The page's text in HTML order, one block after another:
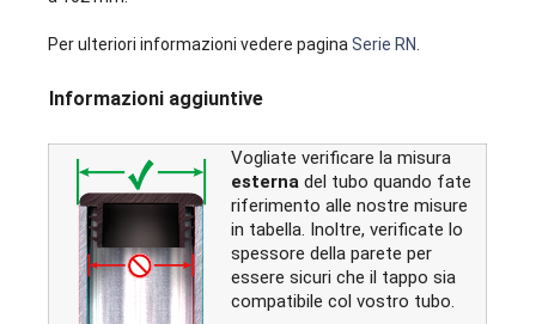
Per ulteriori informazioni vedere paginaSerie RN.
Informazioni aggiuntive
Vogliate verificare la misura
esterna del tubo quando fate
riferimento alle nostre misure
in tabella. Inoltre, verificate lo
spessore della parete per
essere sicuri che il tappo sia
compatibile col vostro tubo.